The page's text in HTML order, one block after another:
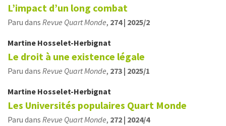
L’impact d’un long combat
Paru dans Revue Quart Monde, 274 | 2025/2
Martine Hosselet-Herbignat
Le droit à une existence légale
Paru dans Revue Quart Monde, 273 | 2025/1
Martine Hosselet-Herbignat
Les Universités populaires Quart Monde
Paru dans Revue Quart Monde, 272 | 2024/4